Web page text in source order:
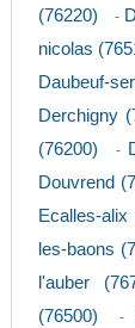
(76220)
-
nicolas
Daubeuf-
Derchigny
(76200)
-
Douvrend
Ecalles-alix
les-baons
l'auber
(76500)
-